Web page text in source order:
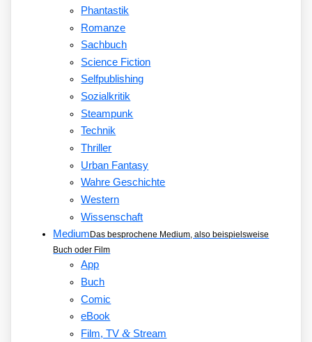
Phantastik
Romanze
Sachbuch
Science Fiction
Selfpublishing
Sozialkritik
Steampunk
Technik
Thriller
Urban Fantasy
Wahre Geschichte
Western
Wissenschaft
Medium Das besprochene Medium, also beispielsweise
Buch oder Film
App
Buch
Comic
eBook
Film, TV&Stream